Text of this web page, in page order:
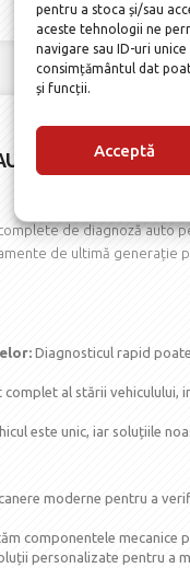
pentru a stoca și/sau
aceste tehnologii ne
navigare sau ID-uri
consimțământul dat
și funcții.
Acceptă
SERVICE
complete de diagnoză auto
de ultimă generație
Diagnosticul rapid
al stării vehiculului,
este unic, iar soluțiile
moderne pentru a
componentele mecanice
personalizate pentru a